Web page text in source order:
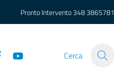
Pronto Intervento348 3865781
Facebook Cerca